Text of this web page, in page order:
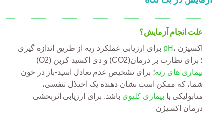
علت انجام آزمایش؟
pH ، اکسیژن
(O2) و دی اکسید کربن (CO2)؛ برای نظارت بر درمان
بیماری های ریه؛ برای تشخیص عدم تعادل اسید-باز در خون
شما، که ممکن است نشان دهنده یک اختلال تنفسی،
متابولیکی یا بیماری کلیوی باشد. برای ارزیابی اثربخشی
درمان اکسیژن